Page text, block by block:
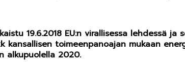
19.6.2018 EU:n virallisessa lehdessä
toimeenpanoajan mukaan
alkupuolella 2020.